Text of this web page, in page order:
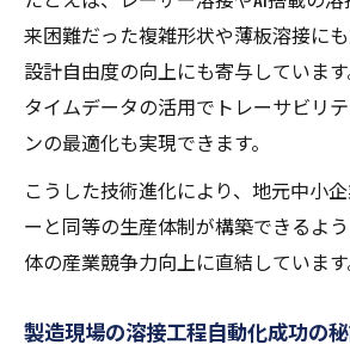
来困難だった複雑形状や薄板溶接にも
設計自由度の向上にも寄与していま
タイムデータの活用でトレーサビリ
ンの最適化も実現できます。
こうした技術進化により、地元中小
ーと同等の生産体制が構築できるよ
体の産業競争力向上に直結しています
製造現場の溶接工程自動化成功の